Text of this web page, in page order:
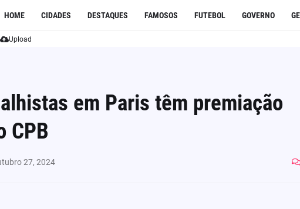
HOME CIDADES DESTAQUES FAMOSOS FUTEBOL GOVERNO
Upload
em Paris têm premiação
CPB
27, 2024